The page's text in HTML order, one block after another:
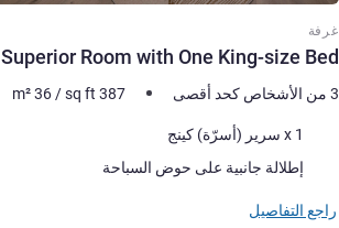
غرفة
Superior Room with One King-size Bed
3 من الأشخاص كحد أقصى m²36 /sq ft 387
فرش السرير
1 x سرير (أسرّة) كينج
المناظر:إطلالة جانبية على حوض السباحة
راجع التفاصيل